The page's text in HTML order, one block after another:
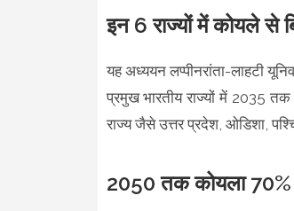
इन 6 राज्यों में कोयले से
यह अध्ययन लप्पीनरांता-लाहटी
प्रमुख भारतीय राज्यों में 2035
राज्य जैसे उत्तर प्रदेश, ओडिशा,
2050 तक कोयला 70%